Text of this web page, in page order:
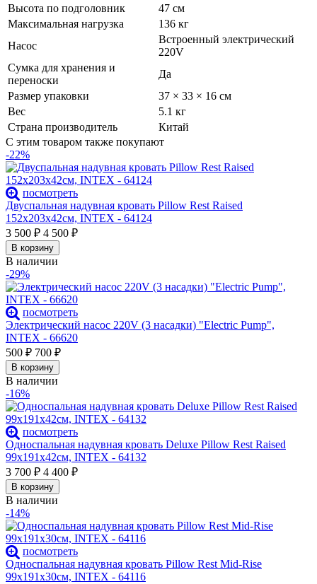
Высота по подголовник
47 см
Максимальная нагрузка
136 кг
Насос
Встроенный электрический
220V
Сумка для хранения и
переноски
Да
Размер упаковки
37 × 33 × 16 см
Вес
5.1 кг
Страна производитель
Китай
С этим товаром также покупают
-22%
посмотреть
Двуспальная надувная кровать Pillow Rest Raised
152х203х42см, INTEX - 64124
3 500 ₽ 4 500 ₽
В корзину
В наличии
-29%
посмотреть
Электрический насос 220V (3 насадки) "Electric Pump",
INTEX - 66620
500 ₽ 700 ₽
В корзину
В наличии
-16%
посмотреть
Односпальная надувная кровать Deluxe Pillow Rest Raised
99х191х42см, INTEX - 64132
3 700 ₽ 4 400 ₽
В корзину
В наличии
-14%
посмотреть
Односпальная надувная кровать Pillow Rest Mid-Rise
99х191х30см, INTEX - 64116